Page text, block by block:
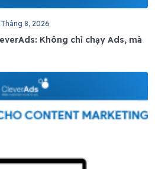
8, 2026
Không chỉ chạy Ads, mà